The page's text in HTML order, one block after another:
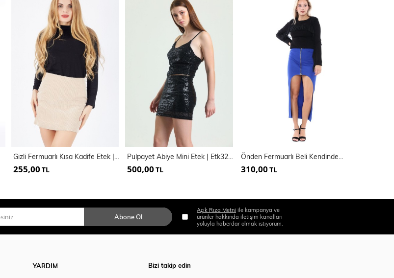
Gizli Fermuarlı Kısa Kadife Etek | Etk32566
255,00 TL
Pulpayet Abiye Mini Etek | Etk32287
500,00 TL
Önden Fermuarlı Beli Kendinden Kemerli Etek
310,00 TL
Abone Ol
Açık Rıza Metni ile kampanya ve
ürünler hakkında iletişim kanalları
yoluyla haberdar olmak istiyorum.
YARDIM
Bizi takip edin